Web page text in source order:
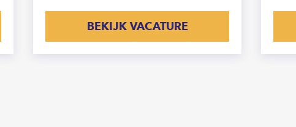
BEKIJK VACATURE